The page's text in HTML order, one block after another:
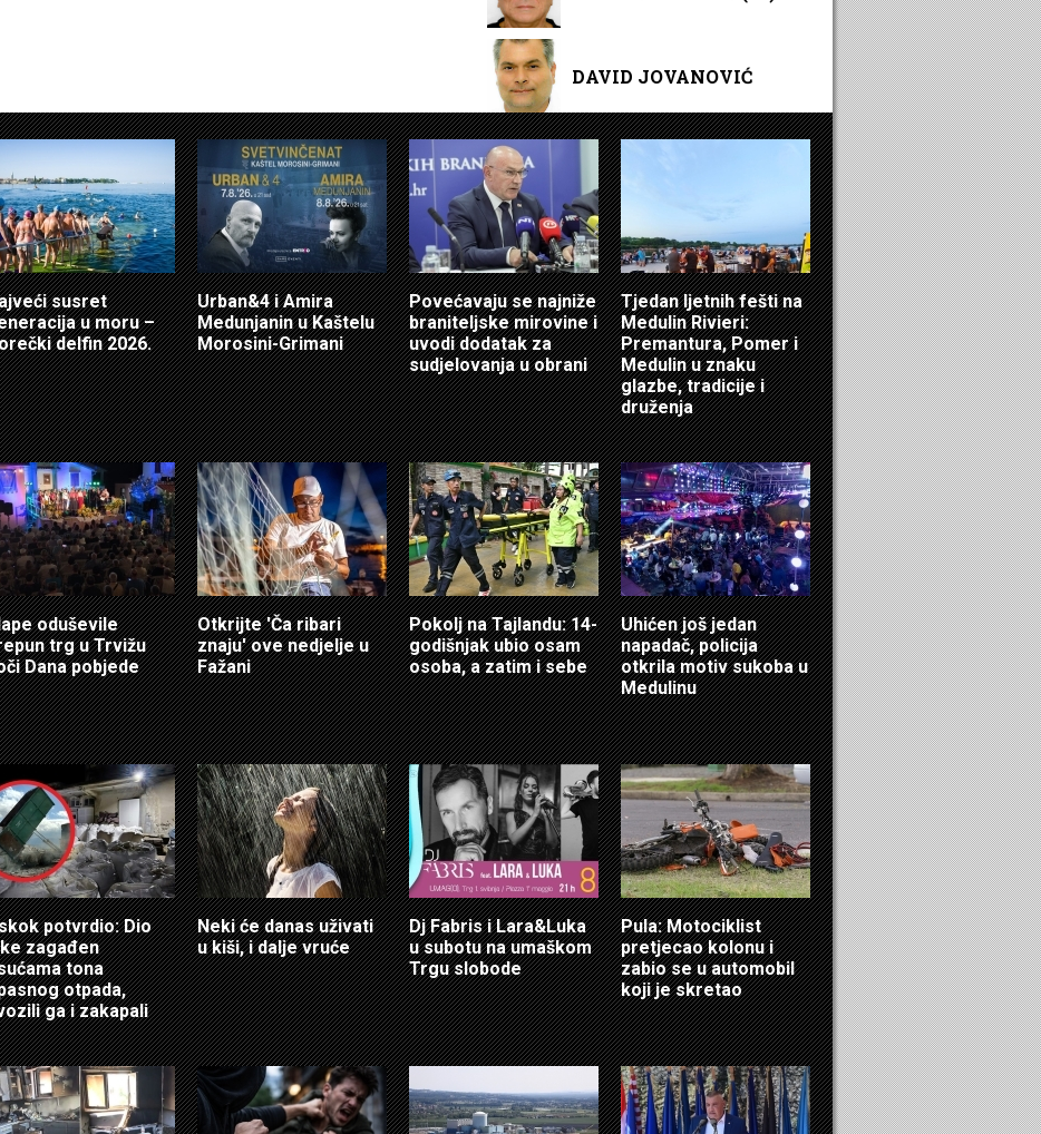
DAVID JOVANOVIĆ
susret
u moru –
delfin 2026.
Urban&4 i Amira
Medunjanin u Kaštelu
Morosini-Grimani
Povećavaju se najniže
braniteljske mirovine i
uvodi dodatak za
sudjelovanja u obrani
Tjedan ljetnih fešti na
Medulin Rivieri:
Premantura, Pomer i
Medulin u znaku
glazbe, tradicije i
druženja
oduševile
trg u Trvižu
Dana pobjede
Otkrijte 'Ča ribari
znaju' ove nedjelje u
Fažani
Pokolj na Tajlandu: 14-
godišnjak ubio osam
osoba, a zatim i sebe
Uhićen još jedan
napadač, policija
otkrila motiv sukoba u
Medulinu
potvrdio: Dio
zagađen
tona
otpada,
ga i zakapali
Neki će danas uživati
u kiši, i dalje vruće
Dj Fabris i Lara&Luka
u subotu na umaškom
Trgu slobode
Pula: Motociklist
pretjecao kolonu i
zabio se u automobil
koji je skretao